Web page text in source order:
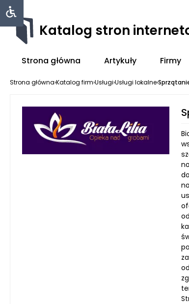
Katalog stron
Strona główna Artykuły Firmy
Strona główna›Katalog firm›Usługi›Usługi lokalne›